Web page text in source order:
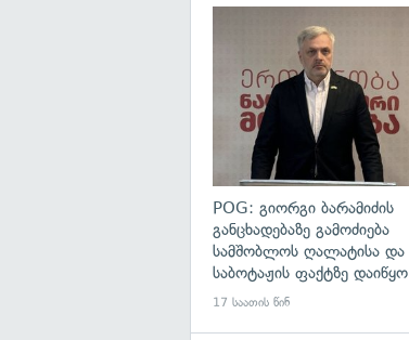
POG: გიორგი ბარამიძის
განცხადებაზე გამოძიება
სამშობლოს ღალატისა და
საბოტაჟის ფაქტზე დაიწყო
17 საათის წინ